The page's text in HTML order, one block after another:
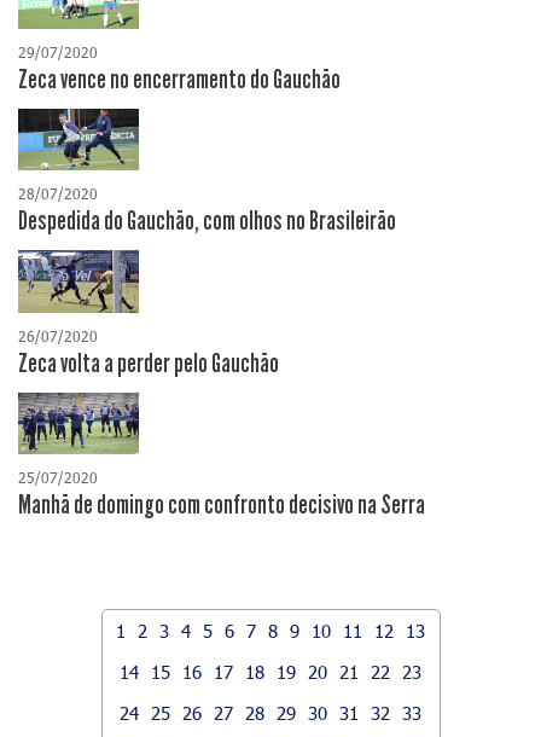
29/07/2020
Zeca vence no encerramento do Gauchão
28/07/2020
Despedida do Gauchão, com olhos no Brasileirão
26/07/2020
Zeca volta a perder pelo Gauchão
25/07/2020
Manhã de domingo com confronto decisivo na Serra
1 2 3 4 5 6 7 8 9 10 11 12
13
14
15 16 17 18 19 20 21 22
23
24
25 26 27 28 29 30 31 32
33